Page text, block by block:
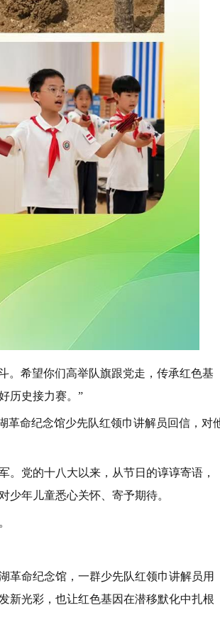
。希望你们高举队旗跟党走，传承红色基
历史接力赛。”
革命纪念馆少先队红领巾讲解员回信，对
。党的十八大以来，从节日的谆谆寄语，
少年儿童悉心关怀、寄予期待。
革命纪念馆，一群少先队红领巾讲解员用
新光彩，也让红色基因在潜移默化中扎根